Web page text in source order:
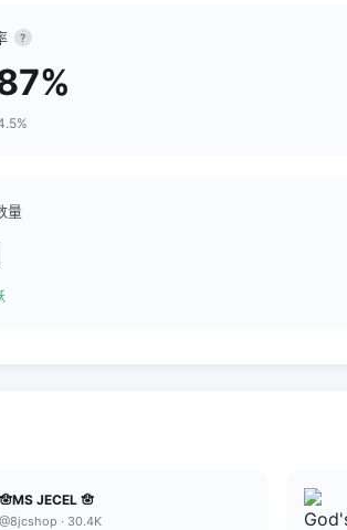
?
量
🪬MS JECEL 🪬
@8jcshop · 30.4K